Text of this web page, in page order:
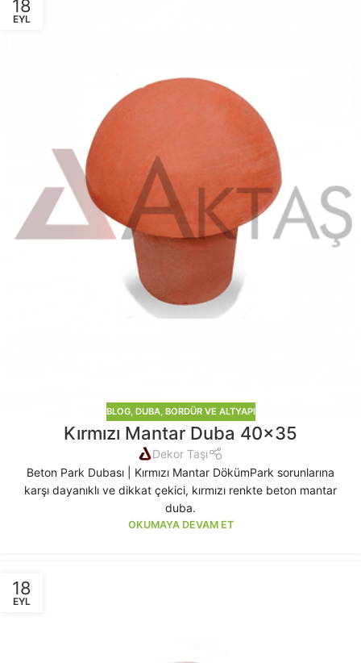
18
EYL
BLOG, DUBA, BORDÜR VE ALTYAPI
Kırmızı Mantar Duba 40×35
Dekor Taşı
Beton Park Dubası | Kırmızı Mantar DökümPark sorunlarına
karşı dayanıklı ve dikkat çekici, kırmızı renkte beton mantar
duba.
OKUMAYA DEVAM ET
18
EYL